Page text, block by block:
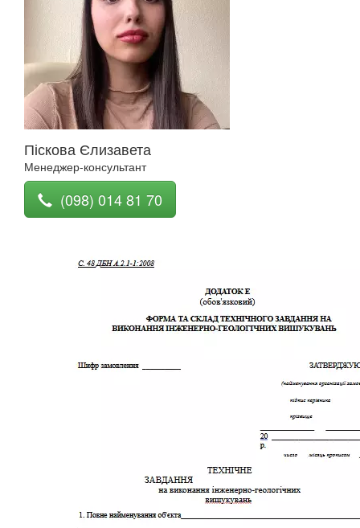
Піскова Єлизавета
Менеджер-консультант
(098) 014 81 70